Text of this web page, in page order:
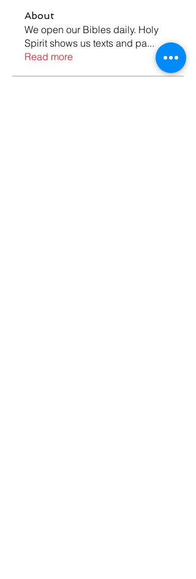
About
We open our Bibles daily. Holy
Spirit shows us texts and pa...
Read more